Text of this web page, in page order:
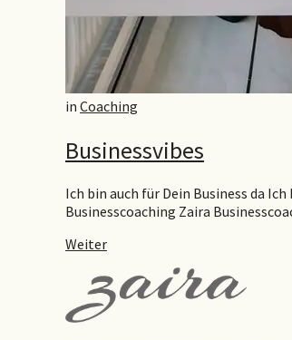
in Coaching
Businessvibes
Ich bin auch für Dein Business da
Businesscoaching Zaira
Weiter